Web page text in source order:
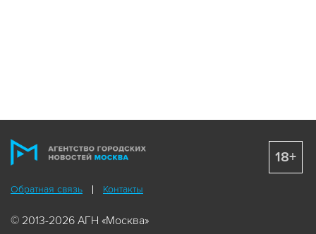
Обратная связь Контакты
© 2013-2026 АГН «Москва»
18+